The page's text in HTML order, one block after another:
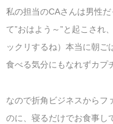
私の担当のCAさんは男性
て”おはよう～”と起こされ
ックリするね）本当に朝ご
食べる気分にもなれずカプ
なので折角ビジネスからフ
のに、寝るだけでお食事し